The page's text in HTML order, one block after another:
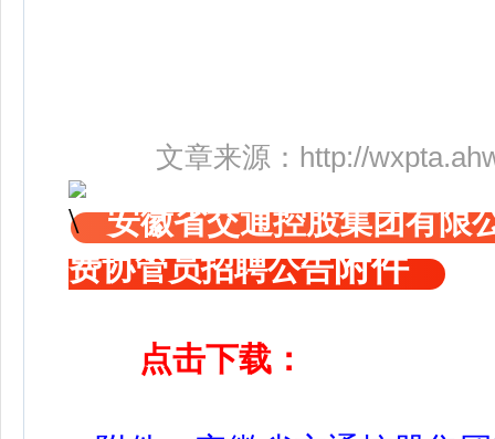
文章来源： http://
安徽省交通控股集团有限
费协管员招聘公告附件
点击下载：